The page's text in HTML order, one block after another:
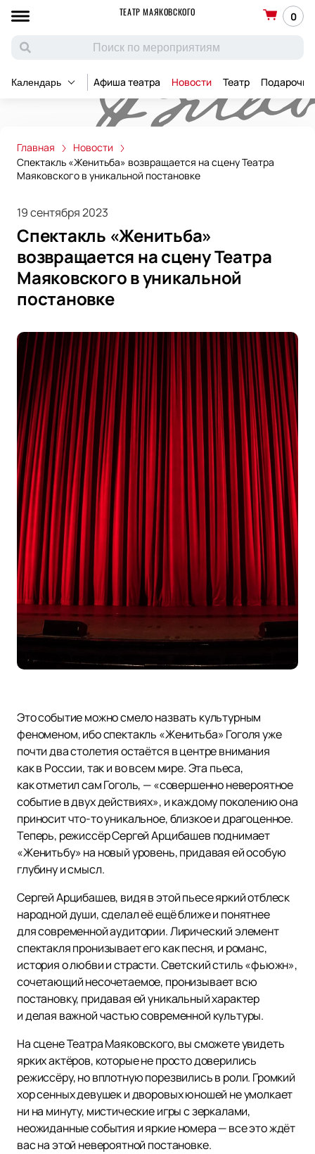
ТЕАТР МАЯКОВСКОГО 0
Календарь Афиша театра Новости Театр
Главная
Новости
Спектакль «Женитьба» возвращается на сцену Театра
Маяковского в уникальной постановке
19 сентября 2023
Спектакль «Женитьба»
возвращается на сцену Театра
Маяковского в уникальной
постановке
Это событие можно смело назвать культурным
феноменом, ибо спектакль «Женитьба» Гоголя уже
почти два столетия остаётся в центре внимания
как в России, так и во всем мире. Эта пьеса,
как отметил сам Гоголь, — «совершенно невероятное
событие в двух действиях», и каждому поколению она
приносит что-то уникальное, близкое и драгоценное.
Теперь, режиссёр Сергей Арцибашев поднимает
«Женитьбу» на новый уровень, придавая ей особую
глубину и смысл.
Сергей Арцибашев, видя в этой пьесе яркий отблеск
народной души, сделал её ещё ближе и понятнее
для современной аудитории. Лирический элемент
спектакля пронизывает его как песня, и романс,
история о любви и страсти. Светский стиль «фьюжн»,
сочетающий несочетаемое, пронизывает всю
постановку, придавая ей уникальный характер
и делая важной частью современной культуры.
На сцене Театра Маяковского, вы сможете увидеть
ярких актёров, которые не просто доверились
режиссёру, но вплотную порезвились в роли. Громкий
хор сенных девушек и дворовых юношей не умолкает
ни на минуту, мистические игры с зеркалами,
неожиданные события и яркие номера — все это ждёт
вас на этой невероятной постановке.